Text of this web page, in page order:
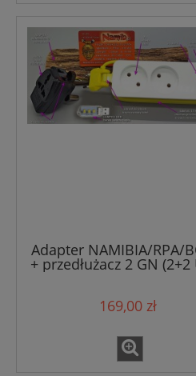
Adapter NAMIBIA/RPA/
+ przedłużacz 2 GN (2+2
+ lampka USB
169,00 zł